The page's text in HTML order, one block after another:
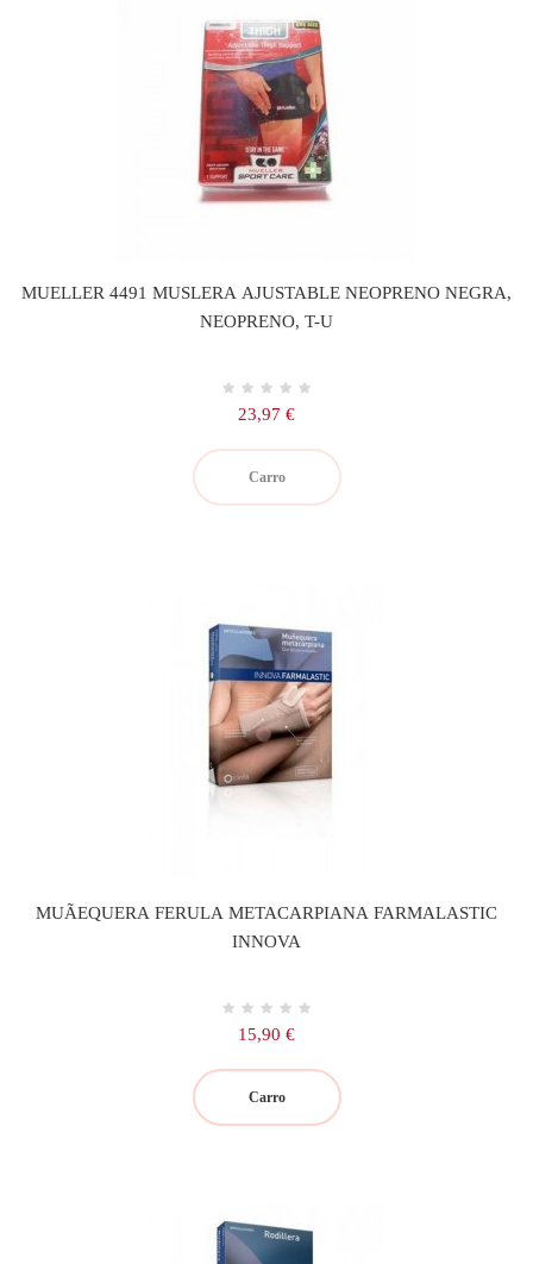
MUELLER 4491 MUSLERA AJUSTABLE NEOPRENO NEGRA,
NEOPRENO, T-U
Precio
23,97 €
Carro
MUÃEQUERA FERULA METACARPIANA FARMALASTIC
INNOVA
Precio
15,90 €
Carro